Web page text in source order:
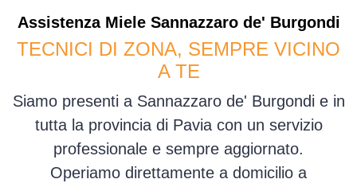
Assistenza MieleSannazzaro de' Burgondi
TECNICI DI ZONA, SEMPRE VICINO
A TE
Siamo presenti a Sannazzaro de' Burgondi e in
tutta la provincia di Pavia con un servizio
professionale e sempre aggiornato.
Operiamo direttamente a domicilio a